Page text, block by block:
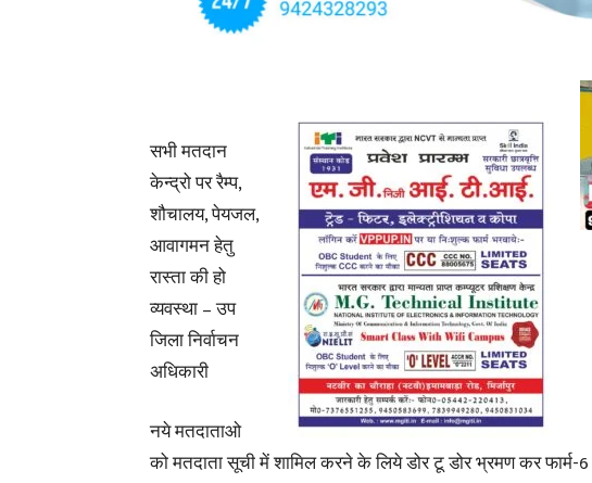
सभी मतदान
केन्द्रो पर रैम्प,
शौचालय, पेयजल,
आवागमन हेतु
रास्ता की हो
व्यवस्था – उप
जिला निर्वाचन
अधिकारी
नये मतदाताओ
को मतदाता सूची में शामिल करने के लिये डोर टू डोर भ्रमण कर